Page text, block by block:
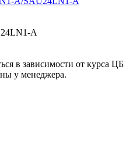
A
в зависимости от курса ЦБ
у менеджера.